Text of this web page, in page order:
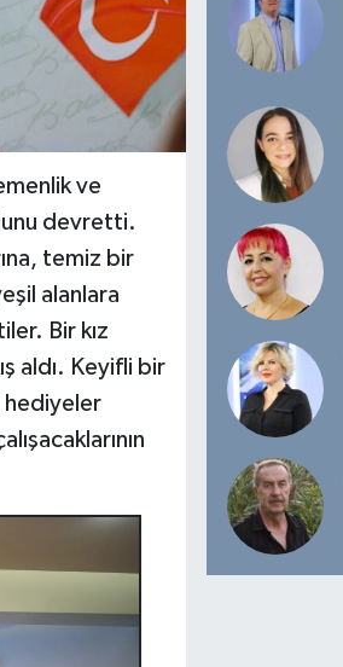
ve
devretti.
temiz bir
alanlara
Bir kız
aldı. Keyifli bir
hediyeler